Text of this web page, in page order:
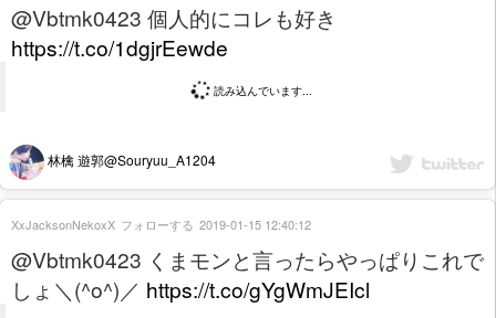
@Vbtmk0423 個人的にコレも好き
https://t.co/1dgjrEewde
読み込んでいます...
林檎 遊郭@Souryuu_A1204
@Vbtmk0423 くまモンと言ったらやっぱりこれで
しょ＼(^o^)／ https://t.co/gYgWmJEIcl
XxJacksonNekoxX フォローする 2019-01-15 12:40:12